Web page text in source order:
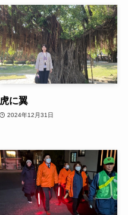
虎に翼
2024年12月31日